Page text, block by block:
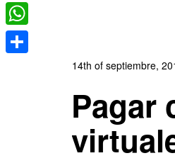
14th of septiembre,
Pagar
LinkedIn
WhatsApp